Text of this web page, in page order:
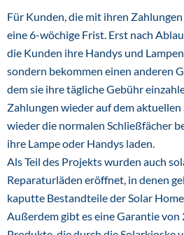
Für Kunden, die mit ihren
eine 6-wöchige Frist. Erst nach
die Kunden ihre Handys und
sondern bekommen einen anderen
dem sie ihre tägliche Gebühr
Zahlungen wieder auf dem aktuellen
wieder die normalen Schließfächer
ihre Lampe oder Handys laden.
Als Teil des Projekts wurden auch
Reparaturläden eröffnet, in denen
kaputte Bestandteile der Solar
Außerdem gibt es eine Garantie